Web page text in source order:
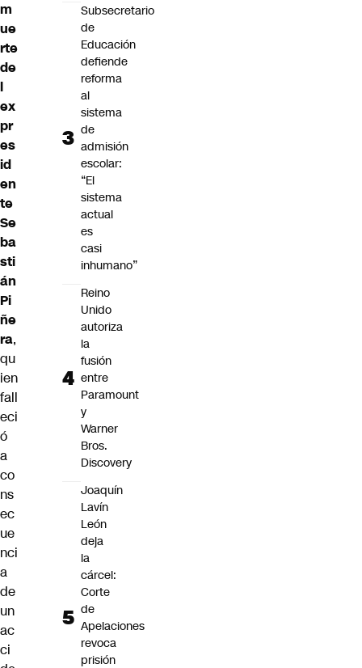
m
ue
rte
de
l
ex
pr
es
id
en
te
Se
ba
sti
án
Pi
ñe
ra,
qu
ien
fall
eci
ó
a
co
ns
ec
ue
nci
a
de
un
ac
ci
Subsecretario
de
Educación
defiende
reforma
al
sistema
de
admisión
escolar:
“El
sistema
actual
es
casi
inhumano”
Reino
Unido
autoriza
la
fusión
entre
Paramount
y
Warner
Bros.
Discovery
Joaquín
Lavín
León
deja
la
cárcel:
Corte
de
Apelaciones
revoca
prisión